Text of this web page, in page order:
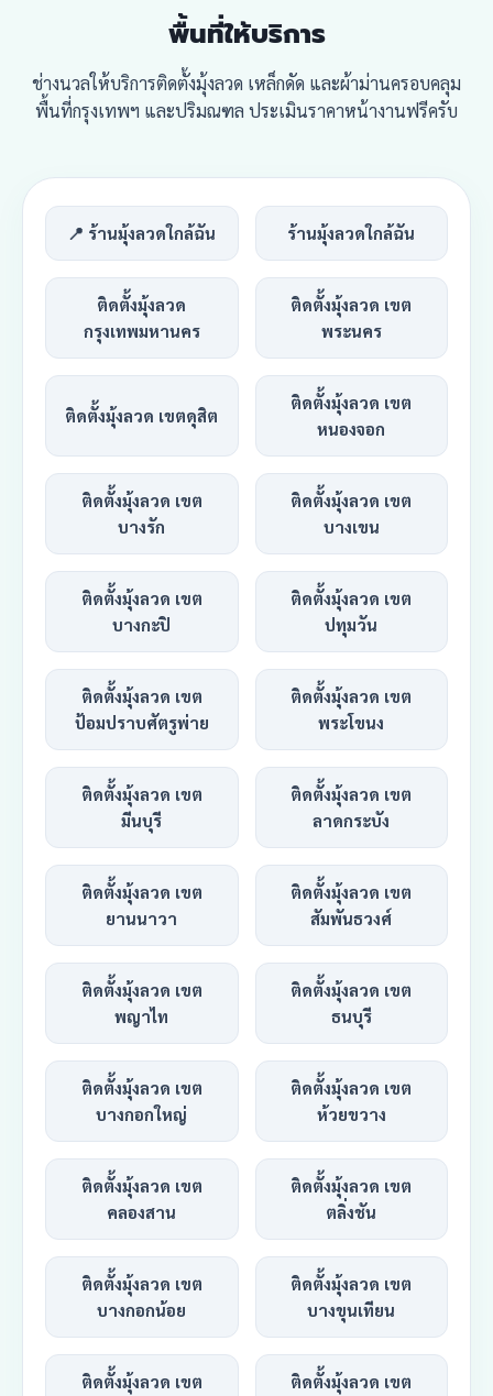
พื้นที่ให้บริการ
ช่างนวลให้บริการติดตั้งมุ้งลวด เหล็กดัด และผ้าม่านครอบคลุม
พื้นที่กรุงเทพฯ และปริมณฑล ประเมินราคาหน้างานฟรีครับ
📍 ร้านมุ้งลวดใกล้ฉัน ร้านมุ้งลวดใกล้ฉัน
ติดตั้งมุ้งลวด
กรุงเทพมหานคร
ติดตั้งมุ้งลวด เขต
พระนคร
ติดตั้งมุ้งลวด เขตดุสิต
ติดตั้งมุ้งลวด เขต
หนองจอก
ติดตั้งมุ้งลวด เขต
บางรัก
ติดตั้งมุ้งลวด เขต
บางเขน
ติดตั้งมุ้งลวด เขต
บางกะปิ
ติดตั้งมุ้งลวด เขต
ปทุมวัน
ติดตั้งมุ้งลวด เขต
ป้อมปราบศัตรูพ่าย
ติดตั้งมุ้งลวด เขต
พระโขนง
ติดตั้งมุ้งลวด เขต
มีนบุรี
ติดตั้งมุ้งลวด เขต
ลาดกระบัง
ติดตั้งมุ้งลวด เขต
ยานนาวา
ติดตั้งมุ้งลวด เขต
สัมพันธวงศ์
ติดตั้งมุ้งลวด เขต
พญาไท
ติดตั้งมุ้งลวด เขต
ธนบุรี
ติดตั้งมุ้งลวด เขต
บางกอกใหญ่
ติดตั้งมุ้งลวด เขต
ห้วยขวาง
ติดตั้งมุ้งลวด เขต
คลองสาน
ติดตั้งมุ้งลวด เขต
ตลิ่งชัน
ติดตั้งมุ้งลวด เขต
บางกอกน้อย
ติดตั้งมุ้งลวด เขต
บางขุนเทียน
ติดตั้งมุ้งลวด เขต
ติดตั้งมุ้งลวด เขต